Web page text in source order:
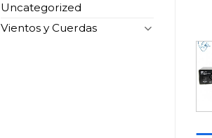
Uncategorized
Vientos y Cuerdas